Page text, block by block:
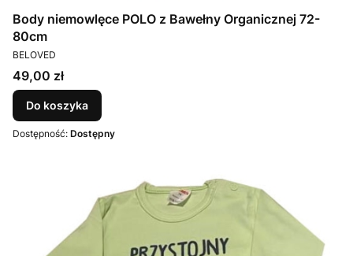
Body niemowlęce POLO z Bawełny Organicznej 72-
80cm
PRODUCENT
BELOVED
Cena
49,00 zł
Do koszyka
Dostępność: Dostępny